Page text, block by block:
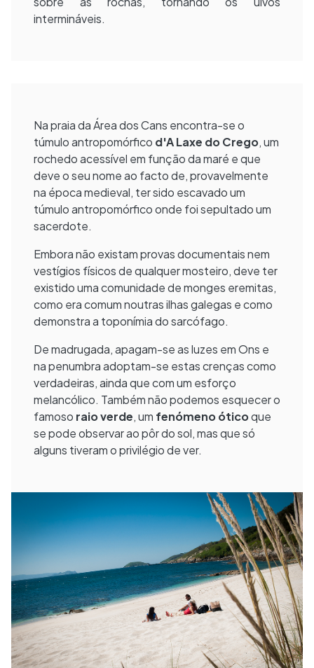
intermináveis.
Na praia da Área dos Cans encontra-se o
túmulo antropomórfico d'A Laxe do Crego, um
rochedo acessível em função da maré e que
deve o seu nome ao facto de, provavelmente
na época medieval, ter sido escavado um
túmulo antropomórfico onde foi sepultado um
sacerdote.
Embora não existam provas documentais nem
vestígios físicos de qualquer mosteiro, deve ter
existido uma comunidade de monges eremitas,
como era comum noutras ilhas galegas e como
demonstra a toponímia do sarcófago.
De madrugada, apagam-se as luzes em Ons e
na penumbra adoptam-se estas crenças como
verdadeiras, ainda que com um esforço
melancólico. Também não podemos esquecer o
famoso raio verde, um fenómeno óticoque
se pode observar ao pôr do sol, mas que só
alguns tiveram o privilégio de ver.